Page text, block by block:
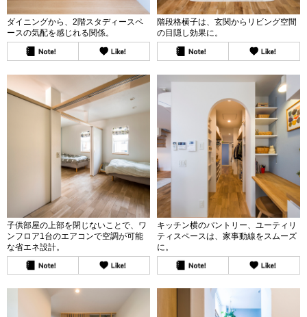
ダイニングから、2階スタディースペ
ースの気配を感じれる関係。
階段格横子は、玄関からリビング空間
の目隠し効果に。
子供部屋の上部を閉じないことで、ワ
ンフロア1台のエアコンで空調が可能
な省エネ設計。
キッチン横のパントリー、ユーティリ
ティスペースは、家事動線をスムーズ
に。